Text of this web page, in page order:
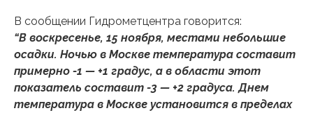
В сообщении Гидрометцентра говорится:
“В воскресенье, 15 ноября, местами небольшие
осадки. Ночью в Москве температура составит
примерно -1 — +1 градус, а в области этот
показатель составит -3 — +2 градуса. Днем
температура в Москве установится в пределах